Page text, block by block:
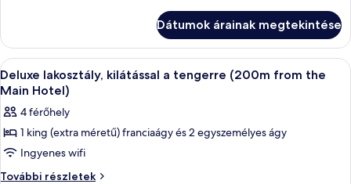
tengerre
(200m
from
the
Main
Hotel)
tengerre
(200m
from
the
Hotel)
további
részletei
Dátumok árainak megtekintése
A
következő
összes
képének
megtekintése:
Deluxe
Deluxe lakosztály, kilátással a
8
Deluxe lakosztály, kilátással a tengerre (200m from the
Main Hotel)
4 férőhely
1 king (extra méretű) franciaágy és 2 egyszemélyes ágy
Ingyenes wifi
További részletek
Deluxe